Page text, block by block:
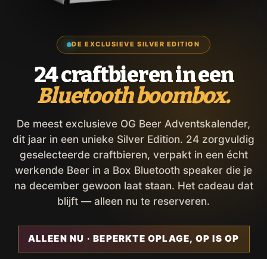
DE EXCLUSIEVE SILVER EDITION
24 craftbieren in een
Bluetooth boombox.
De meest exclusieve OG Beer Adventskalender,
dit jaar in een unieke Silver Edition. 24 zorgvuldig
geselecteerde craftbieren, verpakt in een écht
werkende Beer in a Box Bluetooth speaker die je
na december gewoon laat staan. Het cadeau dat
blijft — alleen nu te reserveren.
ALLEEN NU · BEPERKTE OPLAGE, OP IS OP